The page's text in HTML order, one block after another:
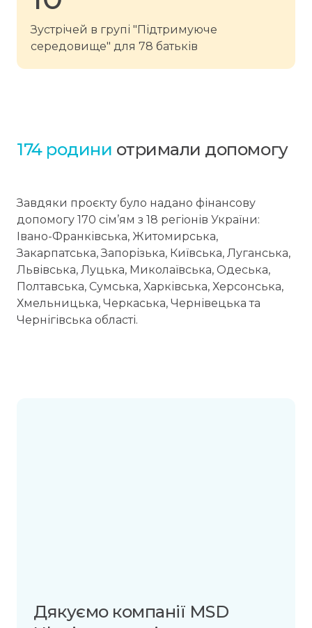
Зустрічей в групі "Підтримуюче
середовище" для 78 батьків
174 родини отримали допомогу
Завдяки проєкту було надано фінансову
допомогу 170 сім’ям з 18 регіонів України:
Івано-Франківська, Житомирська,
Закарпатська, Запорізька, Київська, Луганська,
Львівська, Луцька, Миколаївська, Одеська,
Полтавська, Сумська, Харківська, Херсонська,
Хмельницька, Черкаська, Чернівецька та
Чернігівська області.
Дякуємо компанії MSD